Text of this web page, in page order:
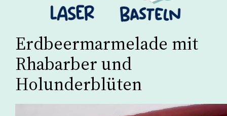
Erdbeermarmelade mit
Rhabarber und
Holunderblüten